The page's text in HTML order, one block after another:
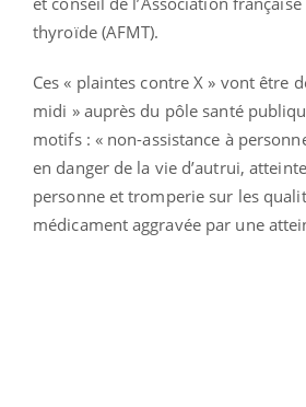
thyroïde (AFMT).
Ces « plaintes contre X » vont être
midi » auprès du pôle santé
motifs : « non-assistance à
en danger de la vie d’autrui,
personne et tromperie sur les
médicament aggravée par une